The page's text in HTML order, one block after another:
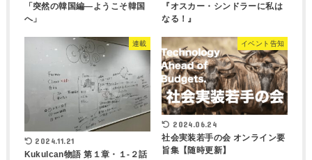
「突然の韓国編―ようこそ韓国
へ」
『オスカー・シンドラーに私は
なる！』
連載
2024.11.21
Kukulcan物語 第１章・１-２話
イベント告知
2024.06.24
社会実装若手の会 オンライン要
旨集【随時更新】